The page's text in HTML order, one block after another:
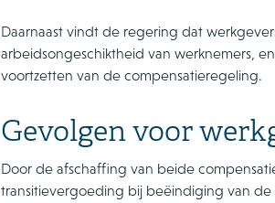
Daarnaast vindt de regering dat
arbeidsongeschiktheid van werknemers,
voortzetten van de compensatieregeling.
Gevolgen voor
Door de afschaffing van beide
transitievergoeding bij beëindiging van